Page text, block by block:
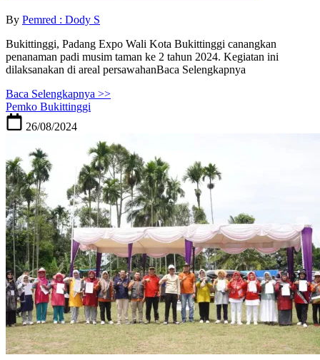
By Pemred : Dody S
Bukittinggi, Padang Expo Wali Kota Bukittinggi canangkan
penanaman padi musim taman ke 2 tahun 2024. Kegiatan ini
dilaksanakan di areal persawahanBaca Selengkapnya
Baca Selengkapnya >>
Pemko Bukittinggi
26/08/2024